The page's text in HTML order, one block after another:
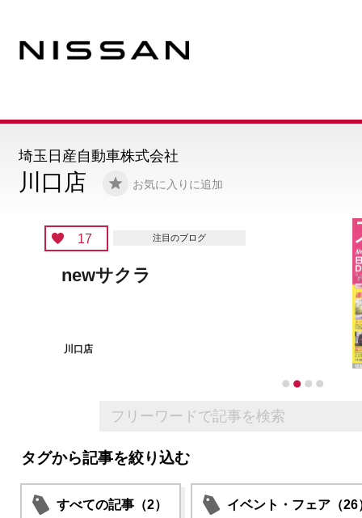
川口店 お気に入りに追加
埼玉日産自動車株式会社
16
期待の新人が来ました
タグから記事を絞り込む
すべての記事（2） イベント・フェア（26